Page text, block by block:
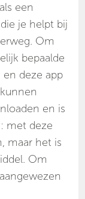
een
je helpt bij
Om
bepaalde
deze app
en is
met deze
maar het is
Om